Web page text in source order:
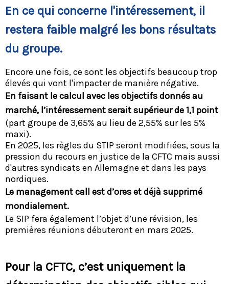
En ce qui concerne l'intéressement, il
restera faible malgré les bons résultats
du groupe.
Encore une fois, ce sont les objectifs beaucoup trop
élevés qui vont l'impacter de manière négative.
En faisant le calcul avec les objectifs donnés au
marché, l’intéressement serait supérieur de 1,1 point
(part groupe de 3,65% au lieu de 2,55% sur les 5%
maxi).
En 2025, les règles du STIP seront modifiées, sous la
pression du recours en justice de la CFTC mais aussi
d'autres syndicats en Allemagne et dans les pays
nordiques.
Le management call est d’ores et déjà supprimé
mondialement.
Le SIP fera également l’objet d’une révision, les
premières réunions débuteront en mars 2025.
Pour la CFTC, c’est uniquement la